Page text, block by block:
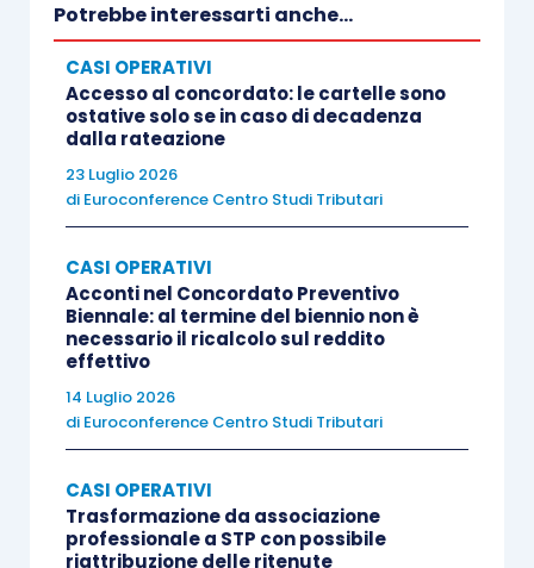
corrispettivi, in data di emissione del biglietto o
al momento dell’incasso?
LEGGI LA RISPOSTA DI CENTRO STUDI
TRIBUTARI SU FISCOPRATICO
I “casi operativi” sono esclusi dall’abbonamento
Euroconference News e consultabili solo dagli
abbonati di FiscoPratico.
Potrebbe interessarti anche...
CASI OPERATIVI
Accesso al concordato: le cartelle sono
ostative solo se in caso di decadenza
dalla rateazione
23 Luglio 2026
di Euroconference Centro Studi Tributari
CASI OPERATIVI
Acconti nel Concordato Preventivo
Biennale: al termine del biennio non è
necessario il ricalcolo sul reddito
effettivo
14 Luglio 2026
di Euroconference Centro Studi Tributari
CASI OPERATIVI
Trasformazione da associazione
professionale a STP con possibile
riattribuzione delle ritenute